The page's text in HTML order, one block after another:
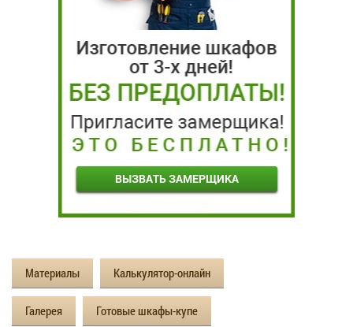
ВЫЗВАТЬ ЗАМЕРЩИКА
Материалы Калькулятор-онлайн
Галерея Готовые шкафы-купе